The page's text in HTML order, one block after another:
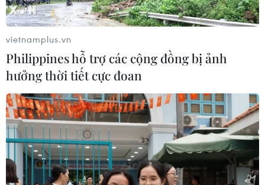
vietnamplus.vn
Philippines hỗ trợ các cộng đồng bị ảnh
hưởng thời tiết cực đoan